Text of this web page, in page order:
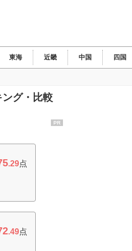
東海 近畿 中国 四国
ング・比較
.29点
.49点
PR